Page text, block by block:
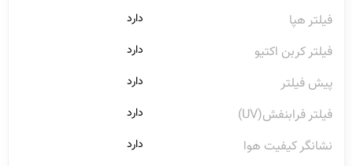
فیلتر هپا دارد
فیلتر کربن اکتیو دارد
پیش فیلتر دارد
فیلتر فرابنفش(UV) دارد
نشانگر کیفیت هوا دارد